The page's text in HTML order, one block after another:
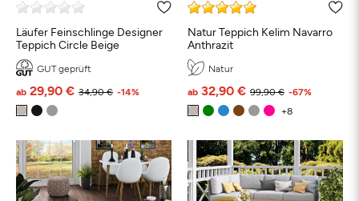
Läufer Feinschlinge Designer
Teppich Circle Beige
GUT geprüft
34,90 €
ab 29,90 € -14%
Natur Teppich Kelim Navarro
Anthrazit
Natur
99,90 €
ab 32,90 € -67%